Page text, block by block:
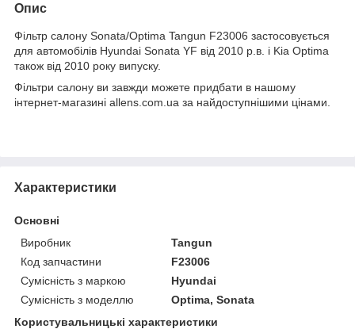
Опис
Фільтр салону Sonata/Optima Tangun F23006 застосовується
для автомобілів Hyundai Sonata YF від 2010 р.в. і Kia Optima
також від 2010 року випуску.
Фільтри салону ви завжди можете придбати в нашому
інтернет-магазині allens.com.ua за найдоступнішими цінами.
Характеристики
Основні
Виробник
Tangun
Код запчастини
F23006
Сумісність з маркою
Hyundai
Сумісність з моделлю
Optima, Sonata
Користувальницькі характеристики